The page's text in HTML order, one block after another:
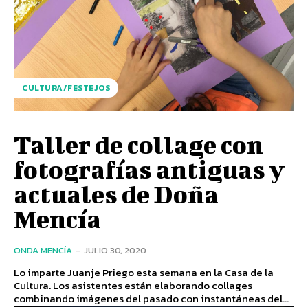
CULTURA/FESTEJOS
Taller de collage con
fotografías antiguas y
actuales de Doña
Mencía
ONDA MENCÍA - JULIO 30, 2020
Lo imparte Juanje Priego esta semana en la Casa de la
Cultura. Los asistentes están elaborando collages
combinando imágenes del pasado con instantáneas del...